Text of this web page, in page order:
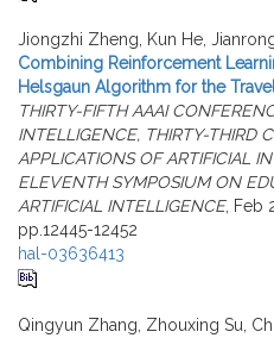
Jiongzhi Zheng, Kun He,
Combining Reinforcement
Helsgaun Algorithm for the
THIRTY-FIFTH AAAI
INTELLIGENCE, THIRTY-THIRD
APPLICATIONS OF ARTIFICIAL
ELEVENTH SYMPOSIUM ON
ARTIFICIAL INTELLIGENCE, Feb
pp.12445-12452
hal-03636413
Qingyun Zhang, Zhouxing Su,